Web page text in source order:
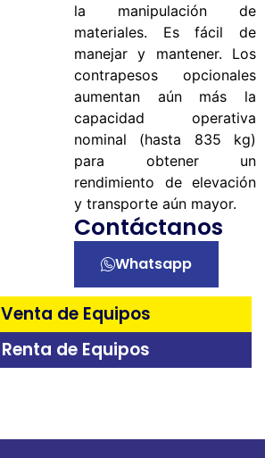
la manipulación de
materiales. Es fácil de
manejar y mantener. Los
contrapesos opcionales
aumentan aún más la
capacidad operativa
nominal (hasta 835 kg)
para obtener un
rendimiento de elevación
y transporte aún mayor.
Contáctanos
Whatsapp
Venta de Equipos
Renta de Equipos